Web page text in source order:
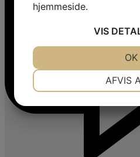
hjemmeside.
VIS
MARKETING
AFVIS
OK